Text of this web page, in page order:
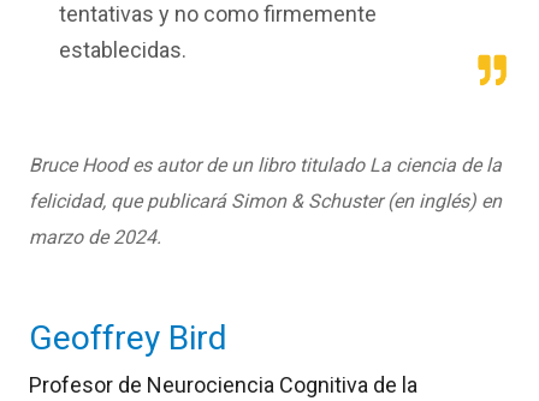
tentativas y no como firmemente
establecidas.
Bruce Hood es autor de un libro titulado La ciencia de la
felicidad, que publicará Simon & Schuster (en inglés) en
marzo de 2024.
Geoffrey Bird
Profesor de Neurociencia Cognitiva de la